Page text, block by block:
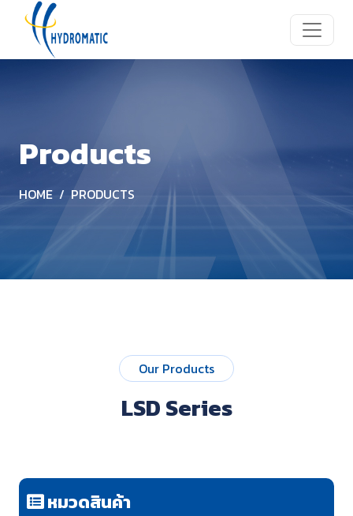
Products
HOME PRODUCTS
Our Products
LSD Series
หมวดสินค้า